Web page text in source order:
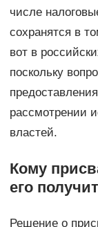
числе
сохранятся в
вот в
поскольку
рассмотрении
властей.
Кому
его
Решение о